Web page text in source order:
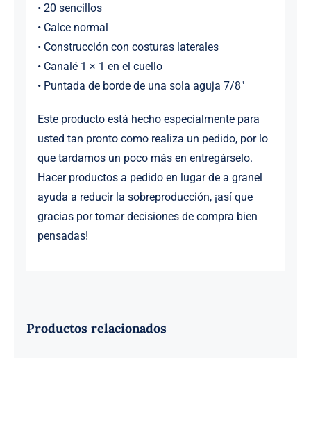
• 20 sencillos
• Calce normal
• Construcción con costuras laterales
• Canalé 1 × 1 en el cuello
• Puntada de borde de una sola aguja 7/8″
Este producto está hecho especialmente para
usted tan pronto como realiza un pedido, por lo
que tardamos un poco más en entregárselo.
Hacer productos a pedido en lugar de a granel
ayuda a reducir la sobreproducción, ¡así que
gracias por tomar decisiones de compra bien
pensadas!
Productos relacionados